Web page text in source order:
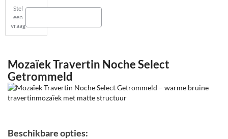
Stel
een
vraag
Mozaïek Travertin Noche Select
Getrommeld
Beschikbare opties: